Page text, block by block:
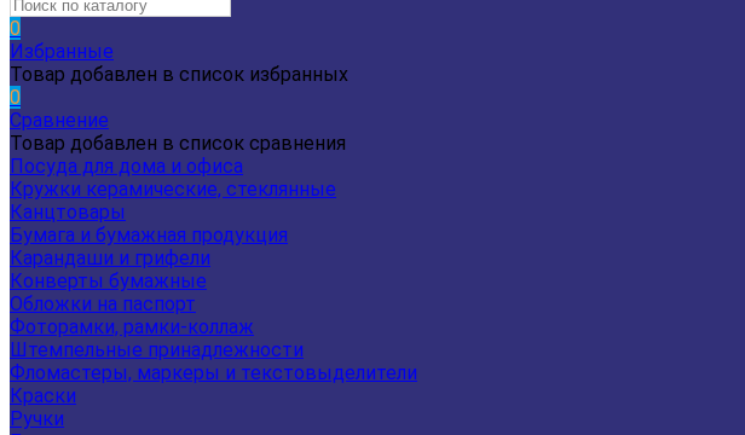
0
Избранные
Товар добавлен в список избранных
0
Сравнение
Товар добавлен в список сравнения
Посуда для дома и офиса
Кружки керамические, стеклянные
Канцтовары
Бумага и бумажная продукция
Карандаши и грифели
Конверты бумажные
Обложки на паспорт
Фоторамки, рамки-коллаж
Штемпельные принадлежности
Фломастеры, маркеры и текстовыделители
Краски
Ручки